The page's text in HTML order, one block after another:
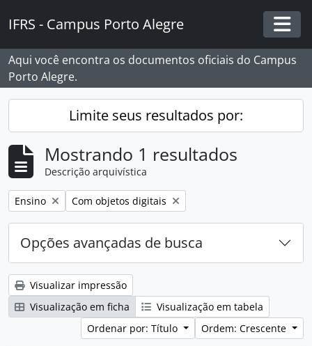
IFRS - Campus Porto Alegre
Aqui você encontra os documentos oficiais do Campus
Porto Alegre.
Limite seus resultados por:
Mostrando 1 resultados
Descrição arquivística
Remover filtro:
Ensino Remover filtro:
Com objetos digitais
Opções avançadas de busca
Visualizar impressão
Visualização em ficha
Visualização em tabela
Ordenar por: Título
Ordem: Crescente